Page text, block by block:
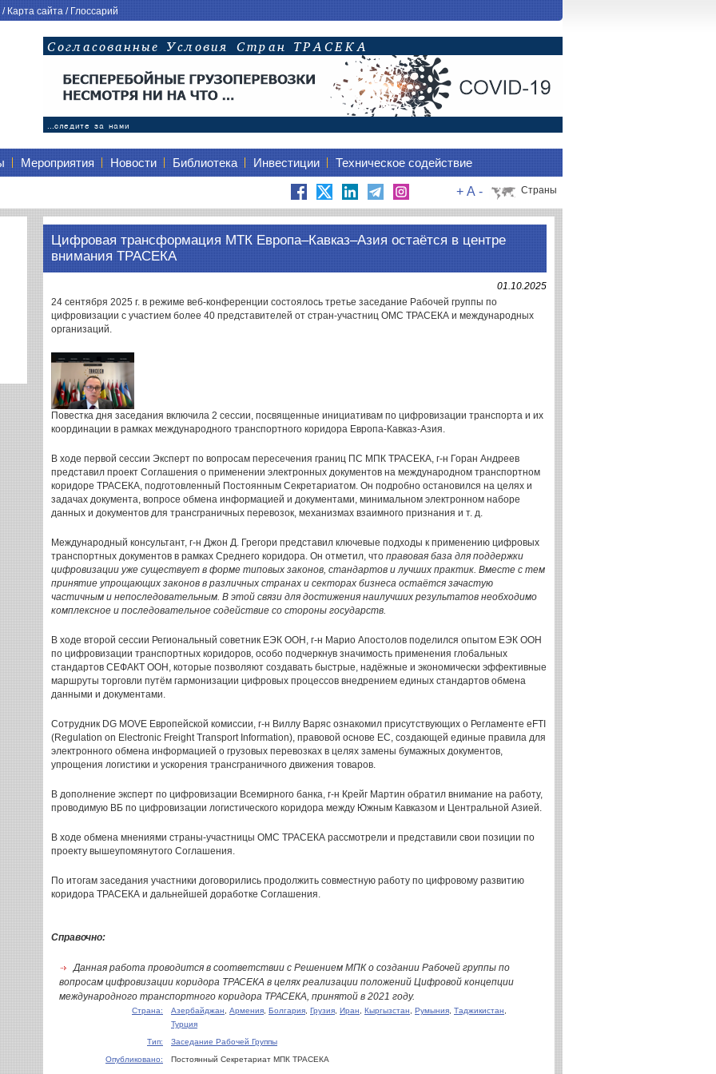
/Карта сайта/Глоссарий
Мероприятия Новости Библиотека Инвестиции Техническое содействие
Страны
+ A -
Цифровая трансформация МТК Европа–Кавказ–Азия остаётся в центре
внимания ТРАСЕКА
01.10.2025
24 сентября 2025 г. в режиме веб-конференции состоялось третье заседание Рабочей группы по
цифровизации с участием более 40 представителей от стран-участниц ОМС ТРАСЕКА и международных
организаций.
Повестка дня заседания включила 2 сессии, посвященные инициативам по цифровизации транспорта и их
координации в рамках международного транспортного коридора Европа-Кавказ-Азия.
В ходе первой сессии Эксперт по вопросам пересечения границ ПС МПК ТРАСЕКА, г-н Горан Андреев
представил проект Соглашения о применении электронных документов на международном транспортном
коридоре ТРАСЕКА, подготовленный Постоянным Секретариатом. Он подробно остановился на целях и
задачах документа, вопросе обмена информацией и документами, минимальном электронном наборе
данных и документов для трансграничных перевозок, механизмах взаимного признания и т. д.
Международный консультант, г-н Джон Д. Грегори представил ключевые подходы к применению цифровых
транспортных документов в рамках Среднего коридора. Он отметил, что правовая база для поддержки
цифровизации уже существует в форме типовых законов, стандартов и лучших практик. Вместе с тем
принятие упрощающих законов в различных странах и секторах бизнеса остаётся зачастую
частичным и непоследовательным. В этой связи для достижения наилучших результатов необходимо
комплексное и последовательное содействие со стороны государств.
В ходе второй сессии Региональный советник ЕЭК ООН, г-н Марио Апостолов поделился опытом ЕЭК ООН
по цифровизации транспортных коридоров, особо подчеркнув значимость применения глобальных
стандартов СЕФАКТ ООН, которые позволяют создавать быстрые, надёжные и экономически эффективные
маршруты торговли путём гармонизации цифровых процессов внедрением единых стандартов обмена
данными и документами.
Сотрудник DG MOVE Европейской комиссии, г-н Виллу Варяс ознакомил присутствующих о Регламенте eFTI
(Regulation on Electronic Freight Transport Information), правовой основе ЕС, создающей единые правила для
электронного обмена информацией о грузовых перевозках в целях замены бумажных документов,
упрощения логистики и ускорения трансграничного движения товаров.
В дополнение эксперт по цифровизации Всемирного банка, г-н Крейг Мартин обратил внимание на работу,
проводимую ВБ по цифровизации логистического коридора между Южным Кавказом и Центральной Азией.
В ходе обмена мнениями страны-участницы ОМС ТРАСЕКА рассмотрели и представили свои позиции по
проекту вышеупомянутого Соглашения.
По итогам заседания участники договорились продолжить совместную работу по цифровому развитию
коридора ТРАСЕКА и дальнейшей доработке Соглашения.
Справочно:
Данная работа проводится в соответствии с Решением МПК о создании Рабочей группы по
вопросам цифровизации коридора ТРАСЕКА в целях реализации положений Цифровой концепции
международного транспортного коридора ТРАСЕКА, принятой в 2021 году.
Страна: Азербайджан Армения Болгария Грузия Иран Кыргызстан Румыния Таджикистан
Турция
Тип:
Заседание Рабочей Группы
Опубликовано:
Постоянный Секретариат МПК ТРАСЕКА